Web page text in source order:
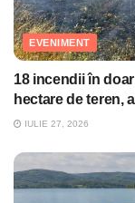
EVENIMENT
18 incendii în
hectare de teren,
IULIE 27, 2026